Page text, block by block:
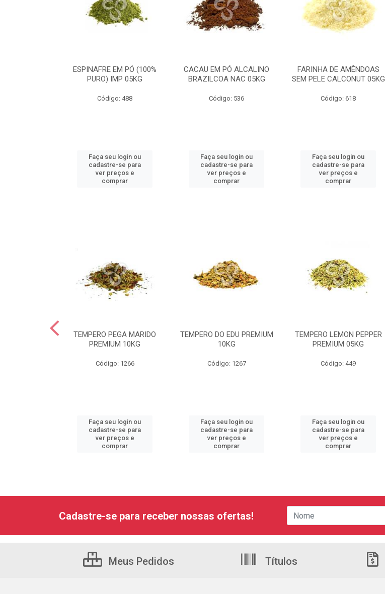
ESPINAFRE EM PÓ (100%
PURO) IMP 05KG
Código: 488
Faça seu login ou
cadastre-se para
ver preços e
comprar
CACAU EM PÓ ALCALINO
BRAZILCOA NAC 05KG
Código: 536
Faça seu login ou
cadastre-se para
ver preços e
comprar
FARINHA DE AMÊNDOAS
SEM PELE CALCONUT 05KG
Código: 618
Faça seu login ou
cadastre-se para
ver preços e
comprar
TEMPERO PEGA MARIDO
PREMIUM 10KG
Código: 1266
Faça seu login ou
cadastre-se para
ver preços e
comprar
TEMPERO DO EDU PREMIUM
10KG
Código: 1267
Faça seu login ou
cadastre-se para
ver preços e
comprar
TEMPERO LEMON PEPPER
PREMIUM 05KG
Código: 449
Faça seu login ou
cadastre-se para
ver preços e
comprar
Cadastre-se para receber nossas ofertas!
Meus Pedidos Títulos